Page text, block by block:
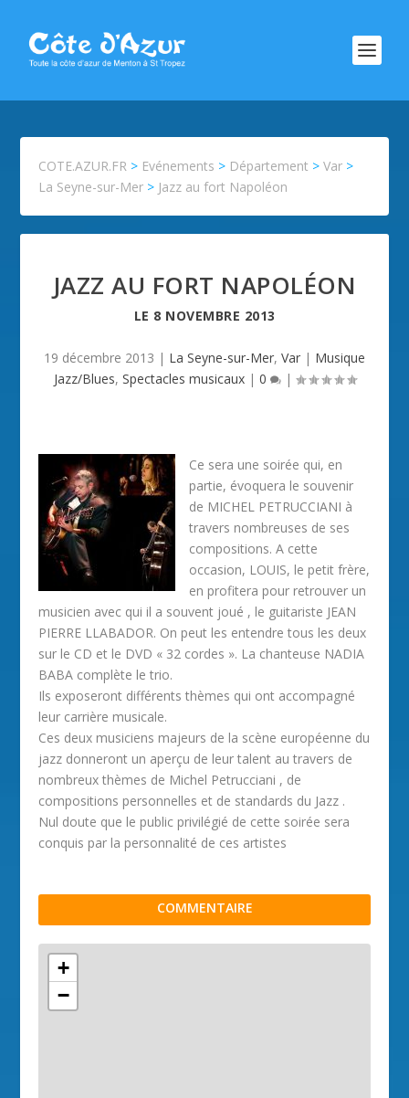
COTE.AZUR.FR > Evénements > Département >Var >
La Seyne-sur-Mer > Jazz au fort Napoléon
JAZZ AU FORT NAPOLÉON
LE 8 NOVEMBRE 2013
19 décembre 2013 | La Seyne-sur-Mer, Var | Musique
Jazz/Blues, Spectacles musicaux| 0 |
Ce sera une soirée qui, en
partie, évoquera le souvenir
de MICHEL PETRUCCIANI à
travers nombreuses de ses
compositions. A cette
occasion, LOUIS, le petit frère,
en profitera pour retrouver un
musicien avec qui il a souvent joué , le guitariste JEAN
PIERRE LLABADOR. On peut les entendre tous les deux
sur le CD et le DVD « 32 cordes ». La chanteuse NADIA
BABA complète le trio.
Ils exposeront différents thèmes qui ont accompagné
leur carrière musicale.
Ces deux musiciens majeurs de la scène européenne du
jazz donneront un aperçu de leur talent au travers de
nombreux thèmes de Michel Petrucciani , de
compositions personnelles et de standards du Jazz .
Nul doute que le public privilégié de cette soirée sera
conquis par la personnalité de ces artistes
COMMENTAIRE
+
−